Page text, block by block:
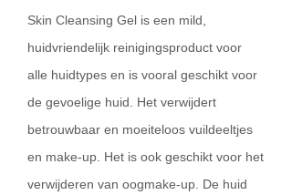
Skin Cleansing Gel is een mild,
huidvriendelijk reinigingsproduct voor
alle huidtypes en is vooral geschikt voor
de gevoelige huid. Het verwijdert
betrouwbaar en moeiteloos vuildeeltjes
en make-up. Het is ook geschikt voor het
verwijderen van oogmake-up. De huid